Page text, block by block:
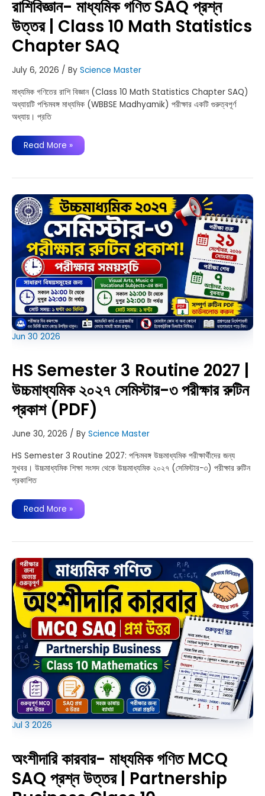
রাশিবিজ্ঞান- মাধ্যমিক গণিত SAQ প্রশ্ন
উত্তর | Class 10 Math Statistics
Chapter SAQ
July 6, 2026 / By Science Master
মাধ্যমিক গণিতের রাশি বিজ্ঞান (Class 10 Math Statistics Chapter SAQ)
অধ্যায়টি পশ্চিমবঙ্গ মাধ্যমিক (WBBSE Madhyamik) পরীক্ষার একটি গুরুত্বপূর্ণ
অধ্যায়। প্রতি
রাশিবিজ্ঞান-
প্রশ্ন
Class
10
Math
Statistics
Chapter
SAQ
Read More »
Jun 30 2026
HS Semester 3 Routine 2027 |
উচ্চমাধ্যমিক ২০২৭ সেমিস্টার-৩ পরীক্ষার রুটিন
প্রকাশ (PDF)
June 30, 2026 / By Science Master
HS Semester 3 Routine 2027: পশ্চিমবঙ্গ উচ্চমাধ্যমিক পরীক্ষার্থীদের জন্য
সুখবর। উচ্চমাধ্যমিক শিক্ষা সংসদ থেকে উচ্চমাধ্যমিক ২০২৭ (সেমিস্টার-৩) পরীক্ষার রুটিন
প্রকাশিত
HS
2027
২০২৭
সেমিস্টার-৩
পরীক্ষার
রুটিন
প্রকাশ
(PDF)
Read More »
Jul 3 2026
অংশীদারি কারবার- মাধ্যমিক গণিত MCQ
SAQ প্রশ্ন উত্তর | Partnership